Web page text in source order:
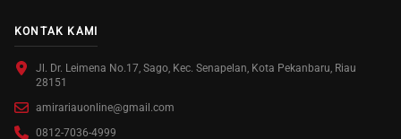
KONTAK KAMI
Jl. Dr. Leimena No.17, Sago, Kec. Senapelan, Kota Pekanbaru, Riau
28151
amirariauonline@gmail.com
0812-7036-4999